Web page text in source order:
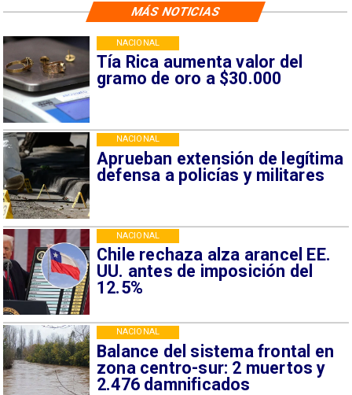
Tía Rica aumenta valor del
gramo de oro a $30.000
NACIONAL
Aprueban extensión de legítima
defensa a policías y militares
NACIONAL
Chile rechaza alza arancel EE.
UU. antes de imposición del
12.5%
NACIONAL
Balance del sistema frontal en
zona centro-sur: 2 muertos y
2.476 damnificados
NACIONAL
MÁS NOTICIAS